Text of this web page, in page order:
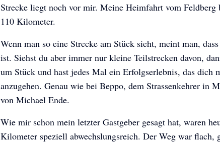
Strecke liegt noch vor mir. Meine Heimfahrt vom Feldberg
110 Kilometer.
Wenn man so eine Strecke am Stück sieht, meint man,
ist. Siehst du aber immer nur kleine Teilstrecken davon,
um Stück und hast jedes Mal ein Erfolgserlebnis, das dich
anzugehen. Genau wie bei Beppo, dem Strassenkehrer in
von Michael Ende.
Wie mir schon mein letzter Gastgeber gesagt hat, waren
Kilometer speziell abwechslungsreich. Der Weg war flach,